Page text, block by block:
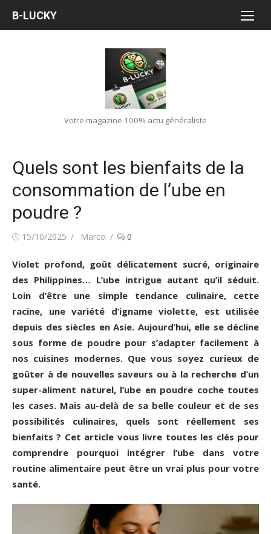
Votre magazine 100% actu généraliste
B-LUCKY
Quels sont les bienfaits de la
consommation de l’ube en
poudre ?
Publié15/10/2025 Auteur/autrice
Marco 0
Violet profond, goût délicatement sucré, originaire
des Philippines… L’ube intrigue autant qu’il séduit.
Loin d’être une simple tendance culinaire, cette
racine, une variété d’igname violette, est utilisée
depuis des siècles en Asie. Aujourd’hui, elle se décline
sous forme de poudre pour s’adapter facilement à
nos cuisines modernes. Que vous soyez curieux de
goûter à de nouvelles saveurs ou à la recherche d’un
super-aliment naturel, l’ube en poudre coche toutes
les cases. Mais au-delà de sa belle couleur et de ses
possibilités culinaires, quels sont réellement ses
bienfaits ? Cet article vous livre toutes les clés pour
comprendre pourquoi intégrer l’ube dans votre
routine alimentaire peut être un vrai plus pour votre
santé.